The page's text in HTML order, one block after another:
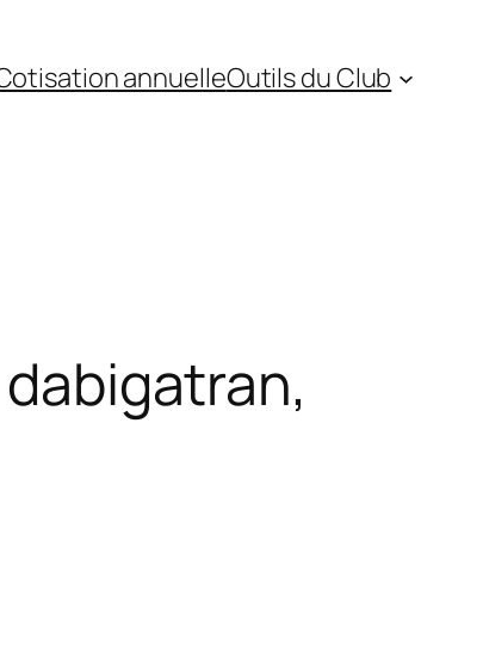
annuelleOutils du Club